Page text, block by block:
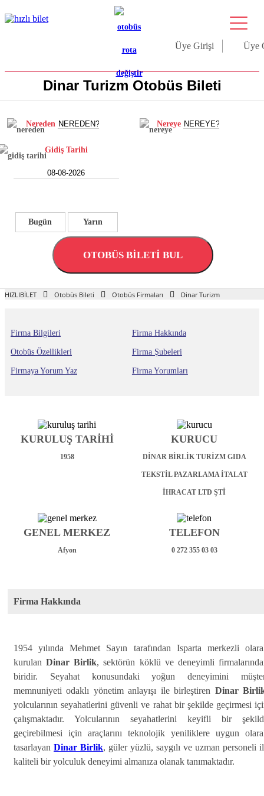
Üye Girişi Üye
Dinar Turizm Otobüs Bileti
Nereden Nereye
Gidiş Tarihi
Bugün Yarın
OTOBÜS BİLETİ BUL
HIZLIBİLET Otobüs Bileti Otobüs Firmaları Dinar Turizm
Firma Bilgileri Firma Hakkında
Otobüs Özellikleri Firma Şubeleri
Firmaya Yorum Yaz Firma Yorumları
KURULUŞ TARİHİ
1958
KURUCU
DİNAR BİRLİK TURİZM GIDA
TEKSTİL PAZARLAMA İTALAT
İHRACAT LTD ŞTİ
GENEL MERKEZ
Afyon
TELEFON
0 272 355 03 03
Firma Hakkında
1954 yılında Mehmet Sayın tarafından Isparta merkezli
kurulanDinar Birlik, sektörün köklü ve deneyimli
biridir. Seyahat konusundaki yoğun deneyimini
memnuniyeti odaklı yönetim anlayışı ile birleştiren Dinar
yolcularının seyahatlerini güvenli ve rahat bir şekilde geçirmesi
çalışmaktadır. Yolcularının seyahatlerini keyifli bir
geçirebilmesi için araçlarını teknolojik yeniliklere uygun
tasarlayan Dinar Birlik, güler yüzlü, saygılı ve uzman personeli
kaliteli bir yolculuk deneyimi almanıza olanak tanımaktadır.